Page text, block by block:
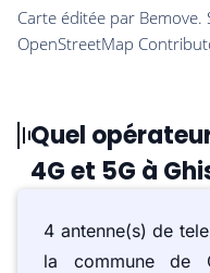
Quel
4G et 5G à
4 antenne(s) de
la commune de